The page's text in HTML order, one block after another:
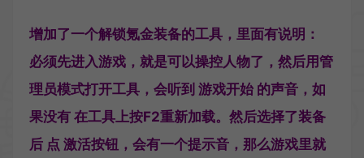
增加了一个解锁氪金装备的工具，里面有说明：
必须先进入游戏，就是可以操控人物了，然后用管
理员模式打开工具，会听到 游戏开始 的声音，如
果没有 在工具上按F2重新加载。然后选择了装备
后 点 激活按钮，会有一个提示音，那么游戏里就